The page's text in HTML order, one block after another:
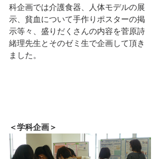
科企画では介護食器、人体モデルの展
示、貧血について手作りポスターの掲
示等々、盛りだくさんの内容を菅原詩
緒理先生とそのゼミ生で企画して頂き
ました。
＜学科企画＞